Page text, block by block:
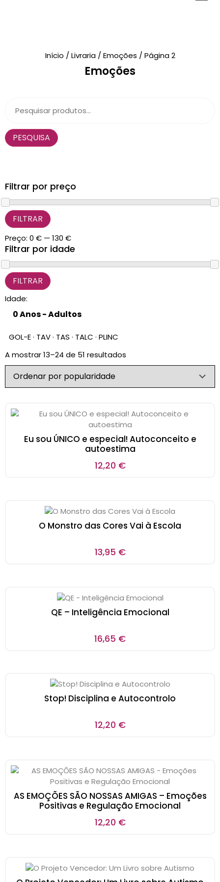
Novidades
Brinquedos
Material de Intervenção
Início / Livraria/ Emoções / Página 2
Emoções
PESQUISA
Filtrar por preço
FILTRAR
Preço: 0 € — 130 €
Filtrar por idade
Idade:
GOL-E · TAV · TAS · TALC · PLINC
A mostrar 13–24 de 51 resultados
Eu sou ÚNICO e especial! Autoconceito e
autoestima
12,20 €
O Monstro das Cores Vai à Escola
13,95 €
QE – Inteligência Emocional
16,65 €
Stop! Disciplina e Autocontrolo
12,20 €
AS EMOÇÕES SÃO NOSSAS AMIGAS – Emoções
Positivas e Regulação Emocional
12,20 €